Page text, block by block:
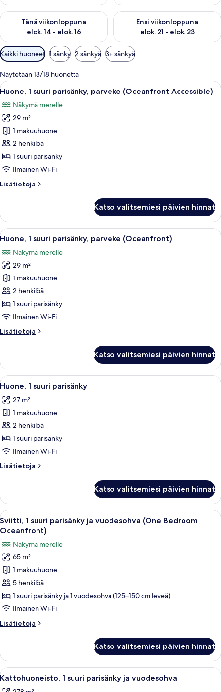
Tänä viikonloppuna
elok. 14 - elok. 16
Tarkista tämän viikonlopun saatavuus elok. 14 - elok. 16
Ensi viikonloppuna
elok. 21 - elok. 23
Tarkista ensi viikonlopun
Huoneille
saatavilla
olevia
suodattimia
Kaikki huoneet 1 sänky 2 sänkyä 3+ sänkyä
Näytetään 18/18 huonetta
Avaa
kaikki
huonetyypin
Huone,
suuri
parisänky,
parveke
Accessible)
Hotellihuone, jossa on kaksi sänkyä,
7
Huone, 1 suuri parisänky, parveke (Oceanfront Accessible)
Näkymä merelle
29 m²
1 makuuhuone
2 henkilöä
1 suuri parisänky
Ilmainen Wi-Fi
Lisätietoja
Lisätietoja
suuri
parisänky,
parveke
Accessible)
Katso valitsemiesi päivien hinnat
Avaa
kaikki
huonetyypin
Huone,
suuri
parisänky,
parveke
kuvat
Hotellihuone, jossa on kaksi sänkyä,
6
Huone, 1 suuri parisänky, parveke (Oceanfront)
Näkymä merelle
29 m²
1 makuuhuone
2 henkilöä
1 suuri parisänky
Ilmainen Wi-Fi
Lisätietoja
Lisätietoja
suuri
parisänky,
parveke
Katso valitsemiesi päivien hinnat
Avaa
kaikki
huonetyypin
Huone,
1
suuri
parisänky
Hotellihuone, jossa on sänky,
4
Huone, 1 suuri parisänky
27 m²
1 makuuhuone
2 henkilöä
1 suuri parisänky
Ilmainen Wi-Fi
Lisätietoja
Lisätietoja
suuri
parisänky
Katso valitsemiesi päivien hinnat
Avaa
kaikki
huonetyypin
Sviitti,
1
suuri
parisänky
ja
vuodesohva
Bedroom
Moderni hotellihuone, jossa on
5
Sviitti, 1 suuri parisänky ja vuodesohva (One Bedroom
Oceanfront)
Näkymä merelle
65 m²
1 makuuhuone
5 henkilöä
1 suuri parisänky ja 1 vuodesohva (125–150 cm leveä)
Ilmainen Wi-Fi
Lisätietoja
Lisätietoja
suuri
parisänky
ja
Katso valitsemiesi päivien hinnat
Avaa
kaikki
Hotellihuone, jossa on suuri sänky,
7
Kattohuoneisto, 1 suuri parisänky ja vuodesohva